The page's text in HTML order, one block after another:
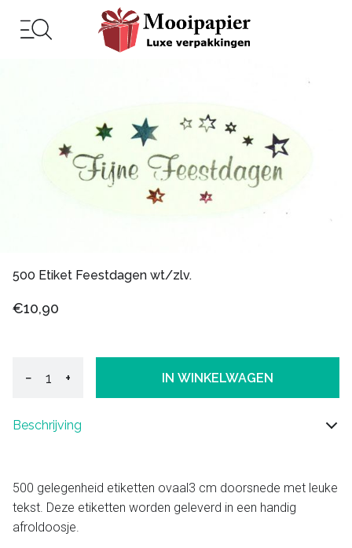
500 Etiket Feestdagen wt/zlv.
€10,90
− + IN WINKELWAGEN
Beschrijving
500 gelegenheid etiketten ovaal3 cm doorsnede met leuke
tekst. Deze etiketten worden geleverd in een handig
afroldoosje.